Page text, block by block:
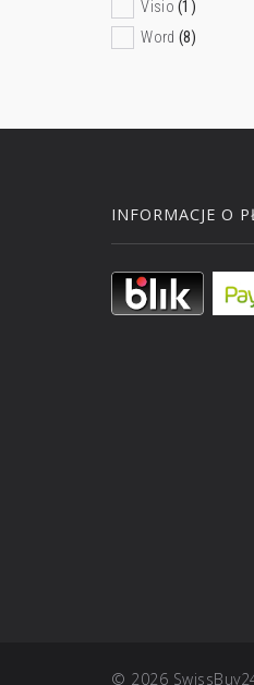
Visio(1)
Word (8)
INFORMACJE O
© 2026